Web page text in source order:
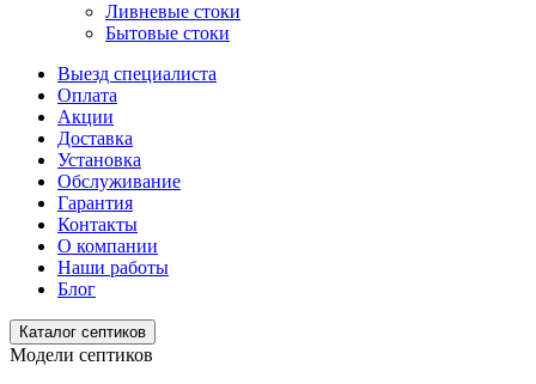
Ливневые стоки
Бытовые стоки
Выезд специалиста
Оплата
Акции
Доставка
Установка
Обслуживание
Гарантия
Контакты
О компании
Наши работы
Блог
Каталог септиков
Модели септиков